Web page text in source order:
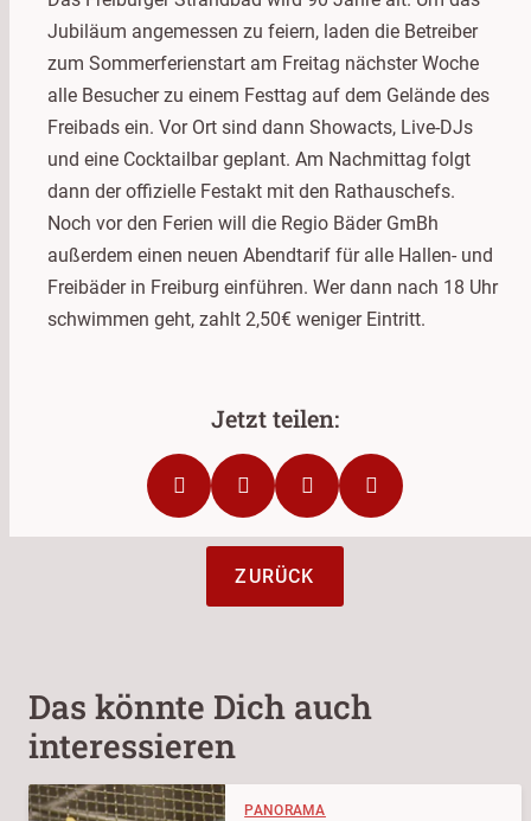
Jubiläum angemessen zu feiern, laden die Betreiber
zum Sommerferienstart am Freitag nächster Woche
alle Besucher zu einem Festtag auf dem Gelände des
Freibads ein. Vor Ort sind dann Showacts, Live-DJs
und eine Cocktailbar geplant. Am Nachmittag folgt
dann der offizielle Festakt mit den Rathauschefs.
Noch vor den Ferien will die Regio Bäder GmBh
außerdem einen neuen Abendtarif für alle Hallen- und
Freibäder in Freiburg einführen. Wer dann nach 18 Uhr
schwimmen geht, zahlt 2,50€ weniger Eintritt.
ZURÜCK
Das könnte Dich auch
interessieren
PANORAMA